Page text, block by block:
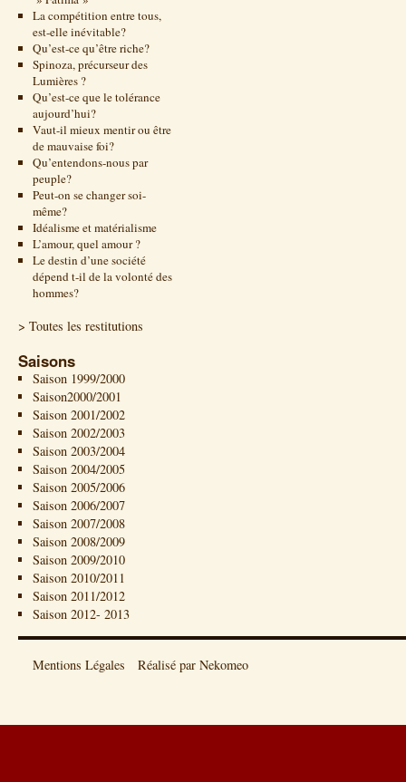
La compétition entre tous,
est-elle inévitable?
Qu’est-ce qu’être riche?
Spinoza, précurseur des
Lumières ?
Qu’est-ce que le tolérance
aujourd’hui?
Vaut-il mieux mentir ou être
de mauvaise foi?
Qu’entendons-nous par
peuple?
Peut-on se changer soi-
même?
Idéalisme et matérialisme
L’amour, quel amour ?
Le destin d’une société
dépend t-il de la volonté des
hommes?
> Toutes les restitutions
Saisons
Saison 1999/2000
Saison2000/2001
Saison 2001/2002
Saison 2002/2003
Saison 2003/2004
Saison 2004/2005
Saison 2005/2006
Saison 2006/2007
Saison 2007/2008
Saison 2008/2009
Saison 2009/2010
Saison 2010/2011
Saison 2011/2012
Saison 2012- 2013
Mentions Légales Réalisé par Nekomeo